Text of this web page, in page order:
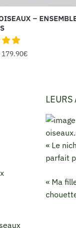
–
179.90€
LEURS
« Le
parfait
« Ma